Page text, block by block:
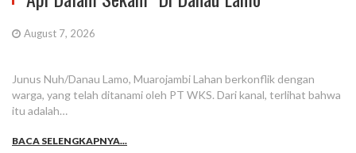
August 7, 2026
Junus Nuh/Danau Lamo, Muarojambi Lahan berkonflik dengan
warga, yang telah ditanami oleh PT WKS. Dari kanal, terlihat bahwa
itu adalah…
BACA SELENGKAPNYA...